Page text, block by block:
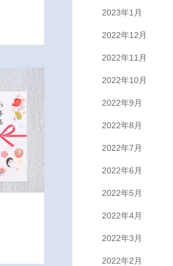
2023年1月
2022年12月
2022年11月
2022年10月
2022年9月
2022年8月
2022年7月
2022年6月
2022年5月
2022年4月
2022年3月
2022年2月